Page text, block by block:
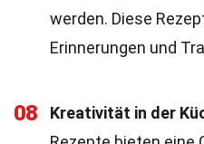
werden. Diese
Erinnerungen und
08
Kreativität in der